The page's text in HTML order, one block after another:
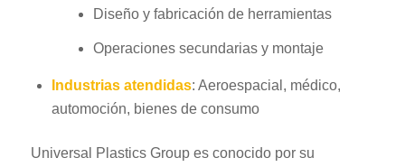
Diseño y fabricación de herramientas
Operaciones secundarias y montaje
Industrias atendidas: Aeroespacial, médico,
automoción, bienes de consumo
Universal Plastics Group es conocido por su